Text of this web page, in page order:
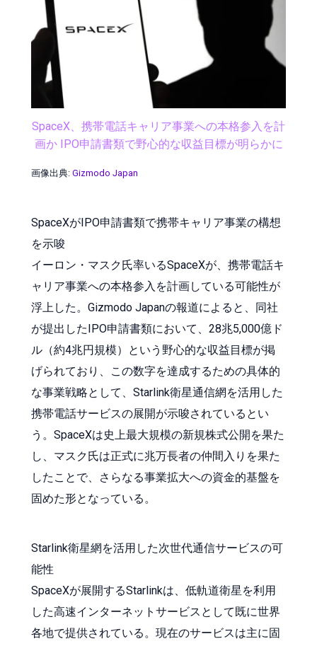
SpaceX、携帯電話キャリア事業への本格参入を計
画か IPO申請書類で野心的な収益目標が明らかに
画像出典: Gizmodo Japan
SpaceXがIPO申請書類で携帯キャリア事業の構想
を示唆
イーロン・マスク氏率いるSpaceXが、携帯電話キ
ャリア事業への本格参入を計画している可能性が
浮上した。Gizmodo Japanの報道によると、同社
が提出したIPO申請書類において、28兆5,000億ド
ル（約4兆円規模）という野心的な収益目標が掲
げられており、この数字を達成するための具体的
な事業戦略として、Starlink衛星通信網を活用した
携帯電話サービスの展開が示唆されているとい
う。SpaceXは史上最大規模の新規株式公開を果た
し、マスク氏は正式に兆万長者の仲間入りを果た
したことで、さらなる事業拡大への資金的基盤を
固めた形となっている。
Starlink衛星網を活用した次世代通信サービスの可
能性
SpaceXが展開するStarlinkは、低軌道衛星を利用
した高速インターネットサービスとして既に世界
各地で提供されている。現在のサービスは主に固